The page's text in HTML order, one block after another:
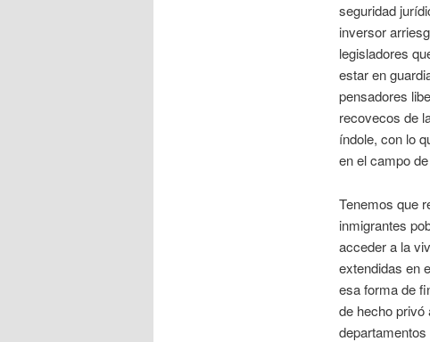
seguridad
inversor
legisladores
estar en
pensadores
recovecos de
índole, con lo
en el campo
Tenemos que
inmigrantes
acceder a la
extendidas en
esa forma de
de hecho privó